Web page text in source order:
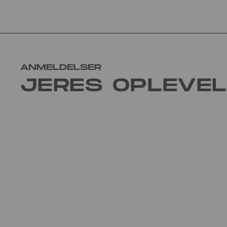
ANMELDELSER
JERES